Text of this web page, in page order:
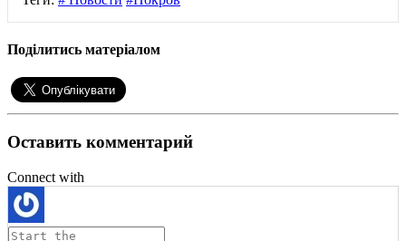
Поділитись матеріалом
Оставить комментарий
Connect with